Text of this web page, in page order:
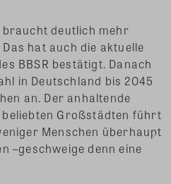
deutlich mehr
hat auch die aktuelle
BBSR bestätigt. Danach
in Deutschland bis 2045
an. Der anhaltende
Großstädten führt
Menschen überhaupt
–geschweige denn eine